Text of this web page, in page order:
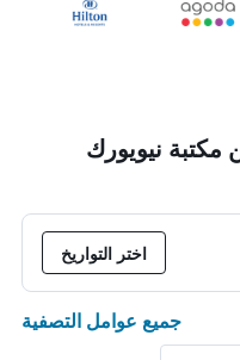
مكتبة نيويورك
اختر التواريخ
جميع عوامل التصفية